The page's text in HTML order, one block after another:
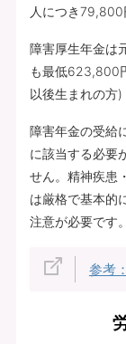
人につき79,800
障害厚生年金は
も最低623,800
以後生まれの方)
障害年金の受給
に該当する必要
せん。精神疾患
は厳格で基本的
注意が必要です。
参考